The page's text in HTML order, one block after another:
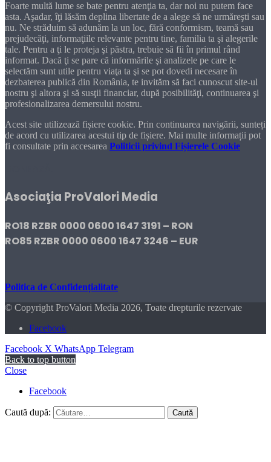
Foarte multă lume se bate pentru atenţia ta, dar noi nu putem face
asta. Aşadar, îţi lăsăm deplina libertate de a alege să ne urmăreşti sau
nu. Ne străduim să adunăm la un loc, fără conformism, teamă sau
prejudecăţi, informaţiile relevante pentru tine, familia ta şi alegerile
tale. Pentru a ţi le proteja şi păstra, trebuie să fii în primul rând
informat. Dacă ţi se pare că informările şi analizele pe care le
selectăm sunt utile pentru viaţa ta şi se pot dovedi necesare în
dezbaterea publică din România, te invităm să faci cunoscut site-ul
nostru şi altora şi să susţii financiar, după posibilităţi, continuarea şi
profesionalizarea demersului nostru.
Acest site utilizează fișiere cookie. Prin continuarea navigării, sunteți
de acord cu utilizarea acestui tip de fișiere. Mai multe informații pot
fi consultate prin accesarea Politicii privind Fișierele Cookie
Asociaţia ProValori Media
RO18 RZBR 0000 0600 1647 3191 – RON
RO85 RZBR 0000 0600 1647 3246 – EUR
Politica de Confidențialitate
© Copyright ProValori Media 2026, Toate drepturile rezervate
Facebook
Facebook X WhatsApp Telegram
Back to top button
Close
Facebook
Caută după: